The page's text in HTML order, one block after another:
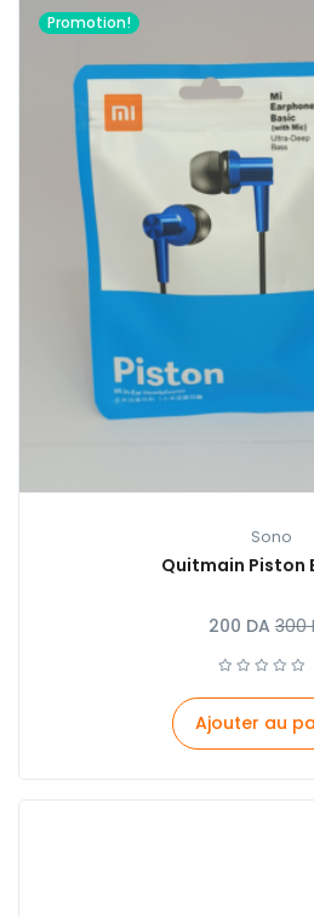
Promotion!
Sono
Quitmain Piston
200 DA 300
Ajouter au